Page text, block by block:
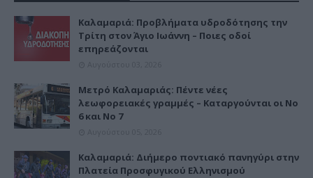
Καλαμαριά: Προβλήματα υδροδότησης την
Τρίτη στον Άγιο Ιωάννη – Ποιες οδοί
επηρεάζονται
Μετρό Καλαμαριάς: Πέντε νέες
λεωφορειακές γραμμές – Καταργούνται οι Νο
6 και Νο 7
Καλαμαριά: Διήμερο ποντιακό πανηγύρι στην
Πλατεία Προσφυγικού Ελληνισμού